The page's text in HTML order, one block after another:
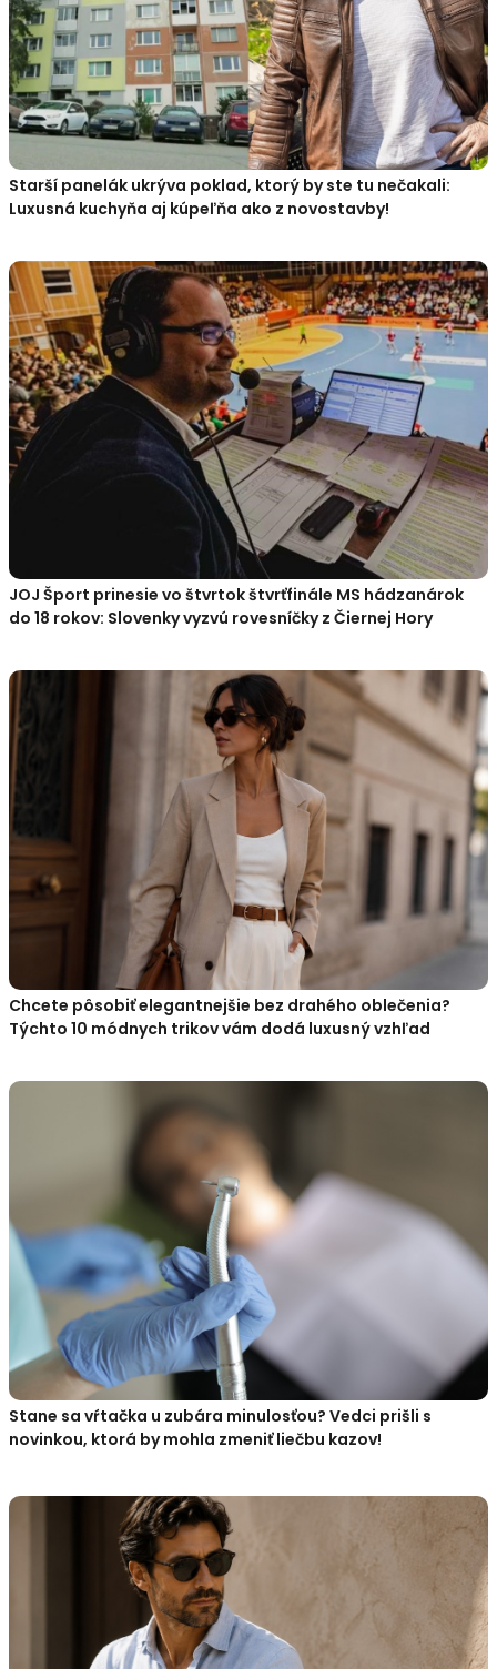
Starší panelák ukrýva poklad, ktorý by ste tu nečakali:
Luxusná kuchyňa aj kúpeľňa ako z novostavby!
JOJ Šport prinesie vo štvrtok štvrťfinále MS hádzanárok
do 18 rokov: Slovenky vyzvú rovesníčky z Čiernej Hory
Chcete pôsobiť elegantnejšie bez drahého oblečenia?
Týchto 10 módnych trikov vám dodá luxusný vzhľad
Stane sa vŕtačka u zubára minulosťou? Vedci prišli s
novinkou, ktorá by mohla zmeniť liečbu kazov!